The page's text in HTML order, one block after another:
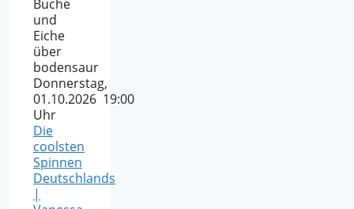
Buche
und
Eiche
über
bodensaur
Donnerstag,
01.10.2026 19:00
Uhr
Die
coolsten
Spinnen
Deutschlands
|